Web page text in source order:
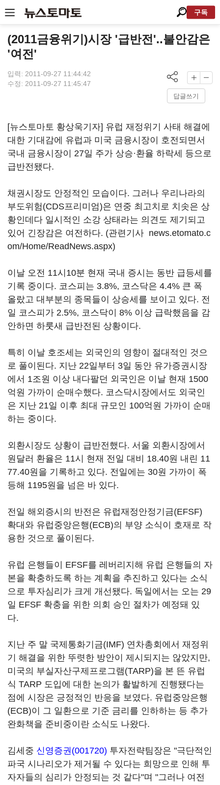
구독
(2011금융위기)시장 '급반전'..불안감은
'여전'
입력: 2011-09-27 11:44:42
수정: 2011-09-27 11:45:47
답글쓰기
[뉴스토마토 황상욱기자] 유럽 재정위기 사태 해결에
대한 기대감에 유럽과 미국 금융시장이 호전되면서
국내 금융시장이 27일 주가 상승·환율 하락세 등으로
급반전됐다.
채권시장도 안정적인 모습이다. 그러나 우리나라의
부도위험(CDS프리미엄)은 연중 최고치로 치솟은 상
황인데다 일시적인 소강 상태라는 의견도 제기되고
있어 긴장감은 여전하다. (관련기사 news.etomato.c
om/Home/ReadNews.aspx)
이날 오전 11시10분 현재 국내 증시는 동반 급등세를
기록 중이다. 코스피는 3.8%, 코스닥은 4.4% 큰 폭
올랐고 대부분의 종목들이 상승세를 보이고 있다. 전
일 코스피가 2.5%, 코스닥이 8% 이상 급락했음을 감
안하면 하룻새 급반전된 상황이다.
특히 이날 호조세는 외국인의 영향이 절대적인 것으
로 풀이된다. 지난 22일부터 3일 동안 유가증권시장
에서 1조원 이상 내다팔던 외국인은 이날 현재 1500
억원 가까이 순매수했다. 코스닥시장에서도 외국인
은 지난 21일 이후 최대 규모인 100억원 가까이 순매
하는 중이다.
외환시장도 상황이 급반전했다. 서울 외환시장에서
원달러 환율은 11시 현재 전일 대비 18.40원 내린 11
77.40원을 기록하고 있다. 전일에는 30원 가까이 폭
등해 1195원을 넘은 바 있다.
전일 해외증시의 반전은 유럽재정안정기금(EFSF)
확대와 유럽중앙은행(ECB)의 부양 소식이 호재로 작
용한 것으로 풀이된다.
유럽 은행들이 EFSF를 레버리지해 유럽 은행들의 자
본을 확충하도록 하는 계획을 추진하고 있다는 소식
으로 투자심리가 크게 개선됐다. 독일에서는 오는 29
일 EFSF 확충을 위한 의회 승인 절차가 예정돼 있
다.
지난 주 말 국제통화기금(IMF) 연차총회에서 재정위
기 해결을 위한 뚜렷한 방안이 제시되지는 않았지만,
미국의 부실자산구제프로그램(TARP)을 본 뜬 유럽
식 TARP 도입에 대한 논의가 활발하게 진행됐다는
점에 시장은 긍정적인 반응을 보였다. 유럽중앙은행
(ECB)이 그 일환으로 기준 금리를 인하하는 등 추가
완화책을 준비중이란 소식도 나왔다.
김세중 신영증권(001720) 투자전략팀장은 "극단적인
파국 시나리오가 제거될 수 있다는 희망으로 인해 투
자자들의 심리가 안정되는 것 같다"며 "그러나 여전